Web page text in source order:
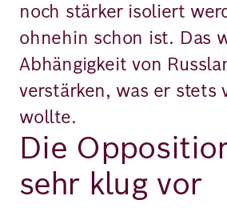
noch stärker isoliert
ohnehin schon ist. Das
Abhängigkeit von
verstärken, was er stets
wollte.
Die
sehr klug vor